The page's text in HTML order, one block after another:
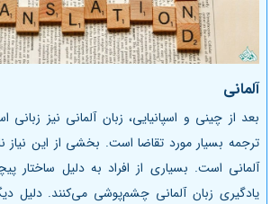
آلمانی
بعد از چینی و اسپانیایی، زبان آلمانی نیز
ترجمه بسیار مورد تقاضا است. بخشی از این نیاز
آلمانی است. بسیاری از افراد به دلیل ساختار
یادگیری زبان آلمانی چشم‌پوشی می‌کنند. دلیل